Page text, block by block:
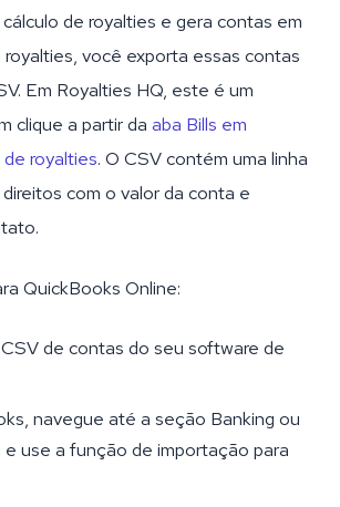
de royalties e gera contas em
você exporta essas contas
Em Royalties HQ, este é um
clique a partir da aba Bills em
royalties. O CSV contém uma linha
com o valor da conta e
QuickBooks Online:
de contas do seu software de
navegue até a seção Banking ou
e use a função de importação para